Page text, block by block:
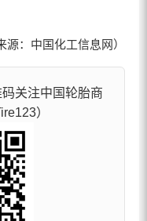
源：中国化工信息网）
关注中国轮胎商
）